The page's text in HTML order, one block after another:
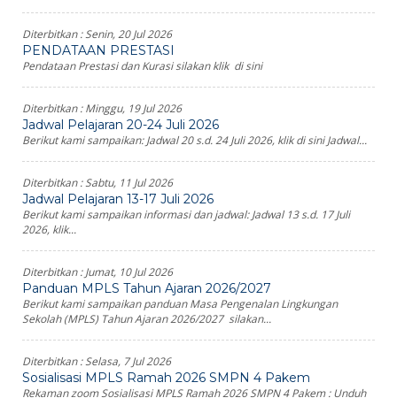
Diterbitkan :Senin, 20 Jul 2026
PENDATAAN PRESTASI
Pendataan Prestasi dan Kurasi silakan klik di sini
Diterbitkan :Minggu, 19 Jul 2026
Jadwal Pelajaran 20-24 Juli 2026
Berikut kami sampaikan: Jadwal 20 s.d. 24 Juli 2026, klik di sini Jadwal...
Diterbitkan :Sabtu, 11 Jul 2026
Jadwal Pelajaran 13-17 Juli 2026
Berikut kami sampaikan informasi dan jadwal: Jadwal 13 s.d. 17 Juli
2026, klik...
Diterbitkan :Jumat, 10 Jul 2026
Panduan MPLS Tahun Ajaran 2026/2027
Berikut kami sampaikan panduan Masa Pengenalan Lingkungan
Sekolah (MPLS) Tahun Ajaran 2026/2027 silakan...
Diterbitkan :Selasa, 7 Jul 2026
Sosialisasi MPLS Ramah 2026 SMPN 4 Pakem
Rekaman zoom Sosialisasi MPLS Ramah 2026 SMPN 4 Pakem : Unduh